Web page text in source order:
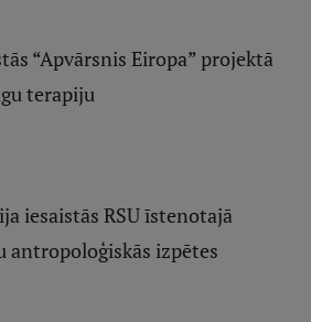
“Apvārsnis Eiropa” projektā
terapiju
iesaistās RSU īstenotajā
antropoloģiskās izpētes